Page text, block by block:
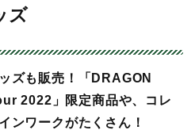
ズ
ズも販売！「DRAGON
2022」限定商品や、コレ
ンワークがたくさん！